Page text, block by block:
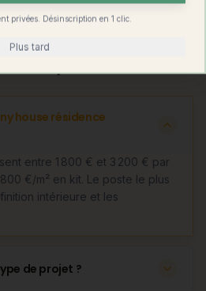
house résidence
entre 1 800 € et 3 200 € par
€/m² en kit. Le poste le plus
intérieure et les
de projet ?
privées. Désinscription en 1 clic.
Plus tard